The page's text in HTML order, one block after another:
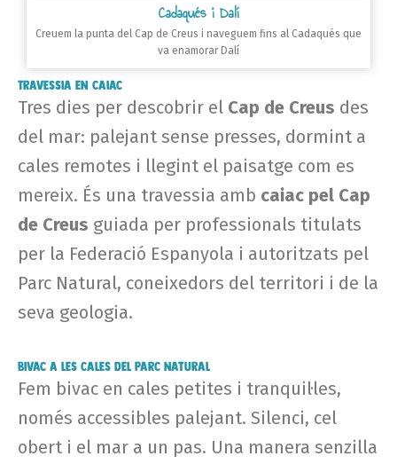
Cadaqués i Dalí
Creuem la punta del Cap de Creus i naveguem fins al Cadaqués que
va enamorar Dalí
Travessia en Caiac
Tres dies per descobrir el Cap de Creus des
del mar: palejant sense presses, dormint a
cales remotes i llegint el paisatge com es
mereix. És una travessia amb caiac pel Cap
de Creus guiada per professionals titulats
per la Federació Espanyola i autoritzats pel
Parc Natural, coneixedors del territori i de la
seva geologia.
Bivac a les cales del Parc Natural
Fem bivac en cales petites i tranquil·les,
només accessibles palejant. Silenci, cel
obert i el mar a un pas. Una manera senzilla